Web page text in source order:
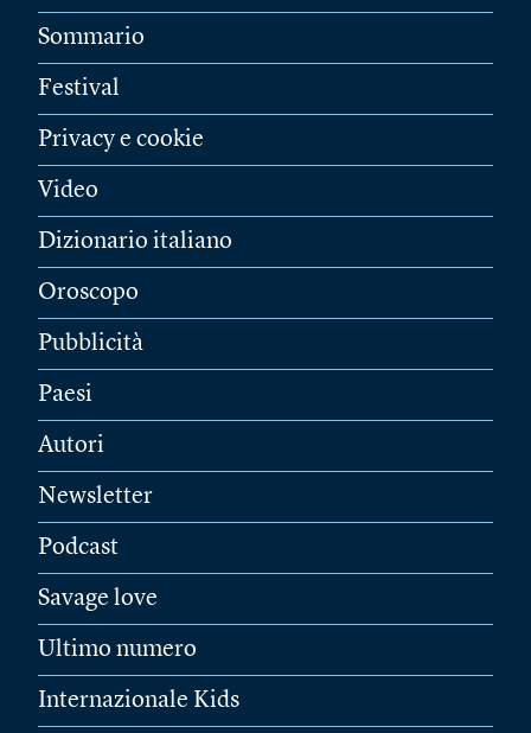
Sommario
Festival
Privacy e cookie
Video
Dizionario italiano
Oroscopo
Pubblicità
Paesi
Autori
Newsletter
Podcast
Savage love
Ultimo numero
Internazionale Kids